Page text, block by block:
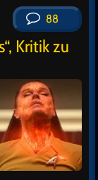
88
Kritik zu